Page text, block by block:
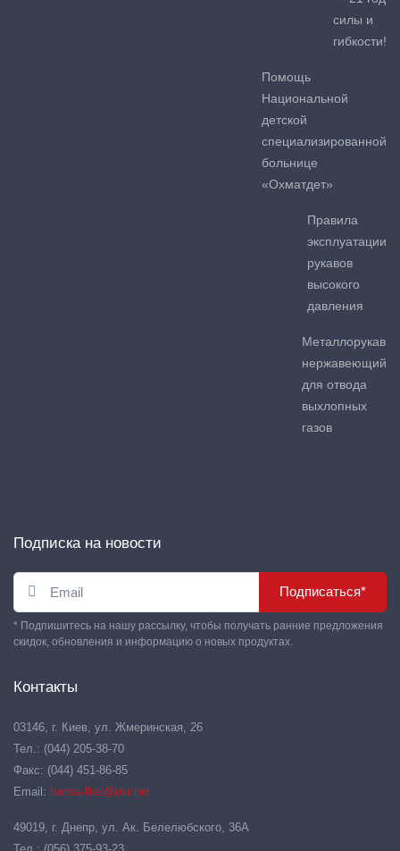
силы и
гибкости!
Помощь
Национальной
детской
специализированной
больнице
«Охматдет»
Правила
эксплуатации
рукавов
высокого
давления
Металлорукав
нержавеющий
для отвода
выхлопных
газов
Подписка на новости
Подписаться*
* Подпишитесь на нашу рассылку, чтобы получать ранние предложения
скидок, обновления и информацию о новых продуктах.
Контакты
03146, г. Киев, ул. Жмеринская, 26
Тел.: (044) 205-38-70
Факс: (044) 451-86-85
Email: hansa-flex@ukr.net
49019, г. Днепр, ул. Ак. Белелюбского, 36А